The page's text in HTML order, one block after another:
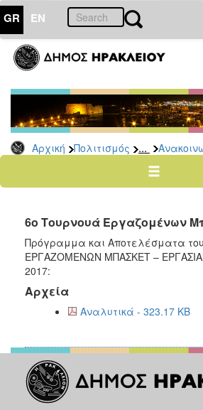
GR EN
Αρχική Πολιτισμός ...
ΠΟΛΙΤΙΣΜΟΣ
Ποδήλατα
ΤΟΠΟΣ
ΔΗΜΟΣ
ΑΝΘΕΚΤΙΚΗ
ΠΟΛΗ
6ο Τουρνουά Εργαζομένων
Πρόγραμμα και Αποτελέσματα
ΕΡΓΑΖΟΜΕΝΩΝ ΜΠΑΣΚΕΤ –
2017:
Αρχεία
Αναλυτικά - 323.17 KB